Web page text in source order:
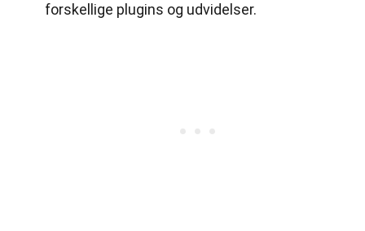
forskellige plugins og udvidelser.